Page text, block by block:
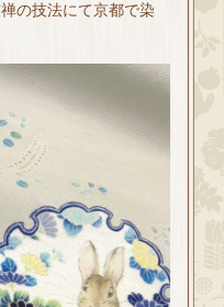
の技法にて京都で染